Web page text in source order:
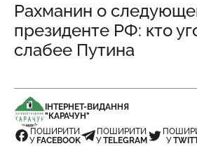
Рахманин о
президенте РФ: кто
слабее Путина
ІНТЕРНЕТ-ВИДАННЯ
"КАРАЧУН"
ПОШИРИТИ
У FACEBOOK
ПОШИРИТИ
УTELEGRAM
У